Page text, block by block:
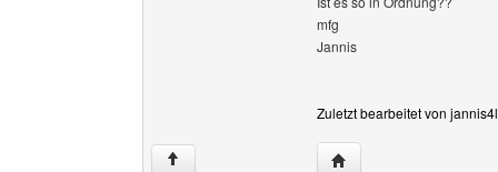
mfg
Jannis
Zuletzt bearbeitet von
↑ Website dieses